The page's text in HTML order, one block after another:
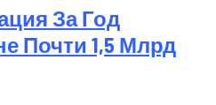
За Год
Почти 1,5 Млрд